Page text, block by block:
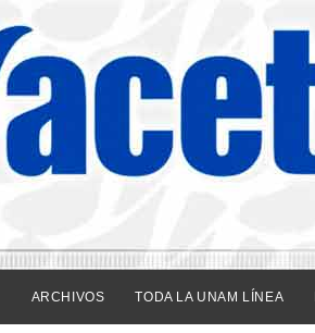
ARCHIVOS TODA LA UNAM LÍNEA